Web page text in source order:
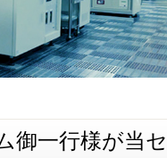
御一行様が当